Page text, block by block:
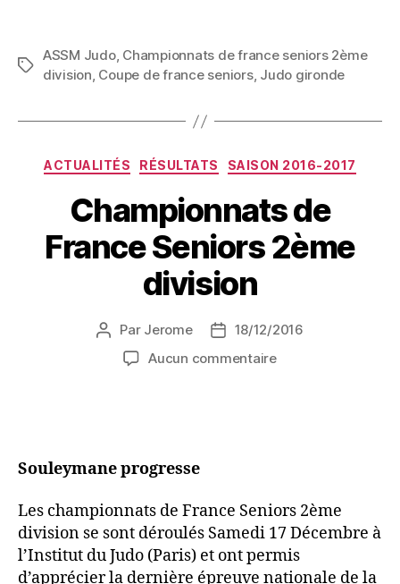
ASSM Judo, Championnats de france seniors 2ème
division, Coupe de france seniors, Judo gironde
ACTUALITÉS RÉSULTATS SAISON 2016-2017
Championnats de
France Seniors 2ème
division
Par Jerome
18/12/2016
Aucun commentaire
Souleymane progresse
Les championnats de France Seniors 2ème
division se sont déroulés Samedi 17 Décembre à
l’Institut du Judo (Paris) et ont permis
d’apprécier la dernière épreuve nationale de la